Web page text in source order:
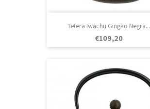
Tetera Iwachu Gingko Negra...
Prezo
€109,20